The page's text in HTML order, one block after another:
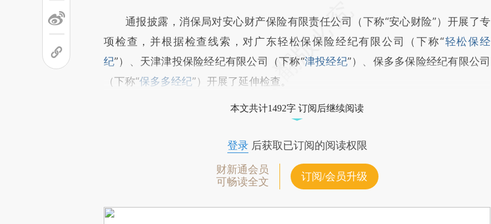
通报披露，消保局对安心财产保险有限责任公司（下称“安心财险”）开展了专
项检查，并根据检查线索，对广东轻松保保险经纪有限公司（下称“轻松保经
纪”）、天津津投保险经纪有限公司（下称“津投经纪”）、保多多保险经纪有限公司
（下称“保多多经纪”）开展了延伸检查。
本文共计1492字 订阅后继续阅读
登录后获取已订阅的阅读权限
财新通会员
可畅读全文
订阅/会员升级